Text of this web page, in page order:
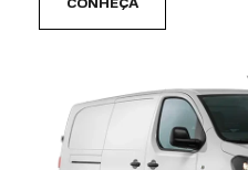
CONHEÇA